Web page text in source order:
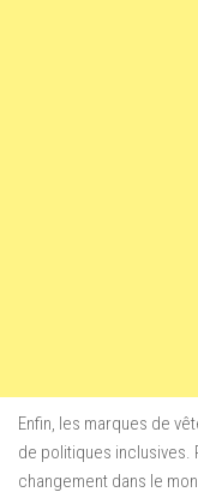
Enfin, les marques de
de politiques inclusives.
changement dans le